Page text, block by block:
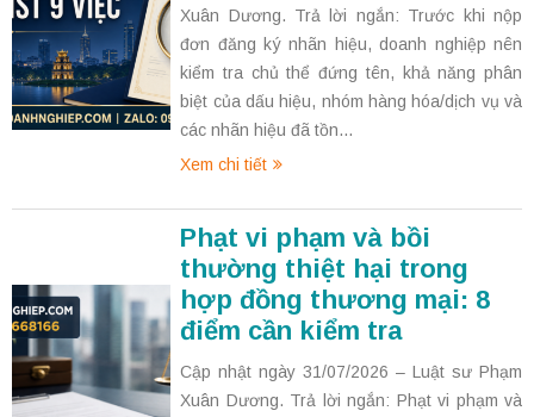
Xuân Dương. Trả lời ngắn: Trước khi nộp
đơn đăng ký nhãn hiệu, doanh nghiệp nên
kiểm tra chủ thể đứng tên, khả năng phân
biệt của dấu hiệu, nhóm hàng hóa/dịch vụ và
các nhãn hiệu đã tồn...
Xem chi tiết
Phạt vi phạm và bồi
thường thiệt hại trong
hợp đồng thương mại: 8
điểm cần kiểm tra
Cập nhật ngày 31/07/2026 – Luật sư Phạm
Xuân Dương. Trả lời ngắn: Phạt vi phạm và